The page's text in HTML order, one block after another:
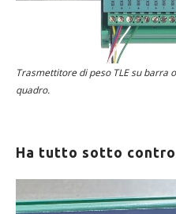
Trasmettitore di peso TLE su barra
quadro.
Ha tutto sotto